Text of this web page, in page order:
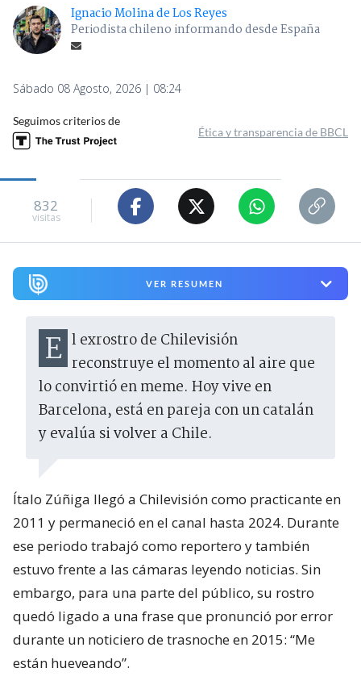
Ignacio Molina de Los Reyes
Periodista chileno informando desde España
Sábado 08 Agosto, 2026 | 08:24
Seguimos criterios de
Ética y transparencia de BBCL
832
visitas
VER RESUMEN
El exrostro de Chilevisión reconstruye el momento al aire que
lo convirtió en meme. Hoy vive en
Barcelona, está en pareja con un catalán
y evalúa si volver a Chile.
Ítalo Zúñiga llegó a Chilevisión como practicante en
2011 y permaneció en el canal hasta 2024. Durante
ese periodo trabajó como reportero y también
estuvo frente a las cámaras leyendo noticias. Sin
embargo, para una parte del público, su rostro
quedó ligado a una frase que pronunció por error
durante un noticiero de trasnoche en 2015: “Me
están hueveando”.